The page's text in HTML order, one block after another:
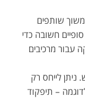
שותפים
חשובה כדי
עבור מרכיבים
ניתן לייחס רק
– תיפקוד